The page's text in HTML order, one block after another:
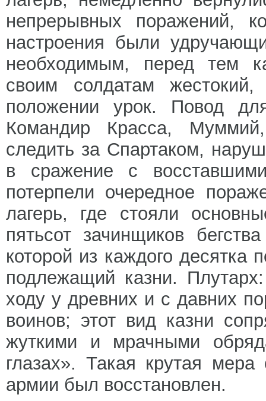
непрерывных поражений,
настроения были
необходимым, перед тем
своим солдатам
положении урок. Повод
Командир Красса,
следить за Спартаком,
в сражение с
потерпели очередное
лагерь, где стояли
пятьсот зачинщиков
которой из каждого десятка
подлежащий казни.
ходу у древних и с давних
воинов; этот вид казни
жуткими и мрачными
глазах». Такая крутая
армии был восстановлен.